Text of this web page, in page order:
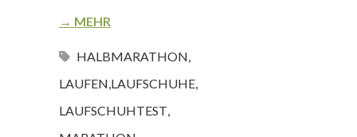
→ MEHR
HALBMARATHON
LAUFEN LAUFSCHUHE
LAUFSCHUHTEST